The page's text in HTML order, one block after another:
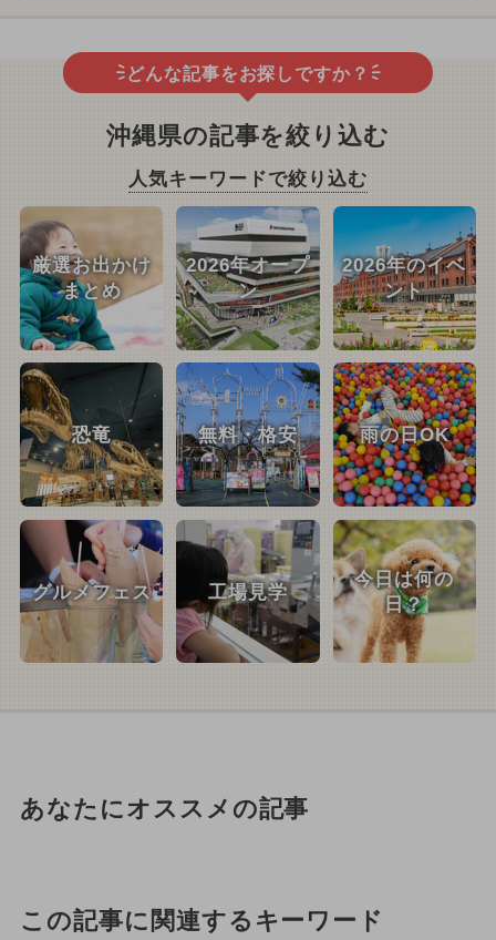
どんな記事をお探しですか？
沖縄県の記事を絞り込む
人気キーワードで絞り込む
厳選お出かけ
まとめ
2026年オープ
ン
2026年のイベ
ント
恐竜 無料・格安 雨の日OK
グルメフェス 工場見学
今日は何の
日？
あなたにオススメの記事
この記事に関連するキーワード